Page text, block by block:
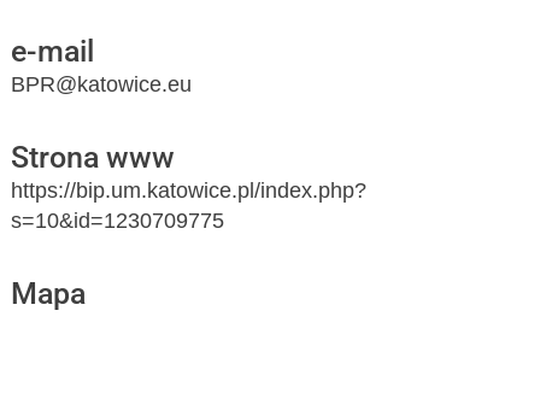
e-mail
BPR@katowice.eu
Strona www
https://bip.um.katowice.pl/index.php?
s=10&id=1230709775
Mapa